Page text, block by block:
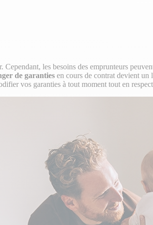
les besoins des emprunteurs
de garanties en cours de contrat devient un
vos garanties à tout moment tout en